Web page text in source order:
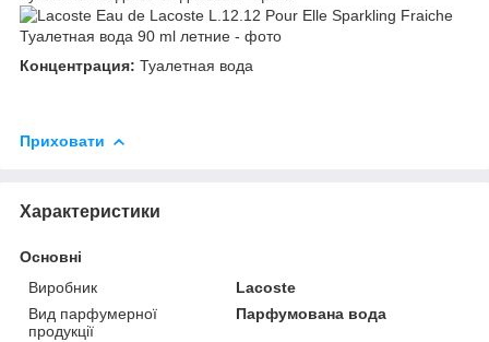
Концентрация: Туалетная вода
Приховати
Характеристики
Основні
Виробник
Lacoste
Вид парфумерної
продукції
Парфумована вода